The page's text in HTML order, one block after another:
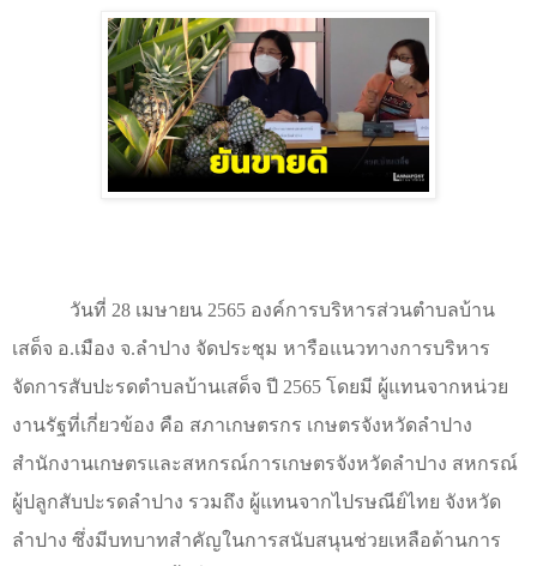
วันที่ 28 เมษายน 2565 องค์การบริหารส่วนตำบลบ้าน
เสด็จ อ.เมือง จ.ลำปาง จัดประชุม หารือแนวทางการบริหาร
จัดการสับปะรดตำบลบ้านเสด็จ ปี 2565 โดยมี ผู้แทนจากหน่วย
งานรัฐที่เกี่ยวข้อง คือ สภาเกษตรกร เกษตรจังหวัดลำปาง
สำนักงานเกษตรและสหกรณ์การเกษตรจังหวัดลำปาง สหกรณ์
ผู้ปลูกสับปะรดลำปาง รวมถึง ผู้แทนจากไปรษณีย์ไทย จังหวัด
ลำปาง ซึ่งมีบทบาทสำคัญในการสนับสนุนช่วยเหลือด้านการ